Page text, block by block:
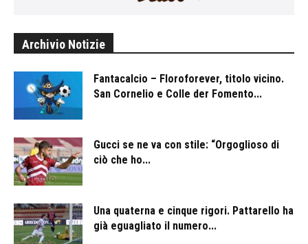
Archivio Notizie
Fantacalcio – Floroforever, titolo vicino.
San Cornelio e Colle der Fomento...
Gucci se ne va con stile: “Orgoglioso di
ciò che ho...
Una quaterna e cinque rigori. Pattarello ha
già eguagliato il numero...